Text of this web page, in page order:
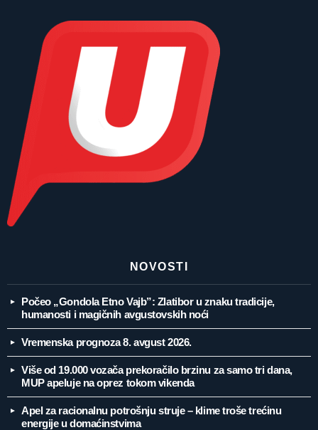
NOVOSTI
Počeo „Gondola Etno Vajb”: Zlatibor u znaku tradicije,
humanosti i magičnih avgustovskih noći
Vremenska prognoza 8. avgust 2026.
Više od 19.000 vozača prekoračilo brzinu za samo tri dana,
MUP apeluje na oprez tokom vikenda
Apel za racionalnu potrošnju struje – klime troše trećinu
energije u domaćinstvima